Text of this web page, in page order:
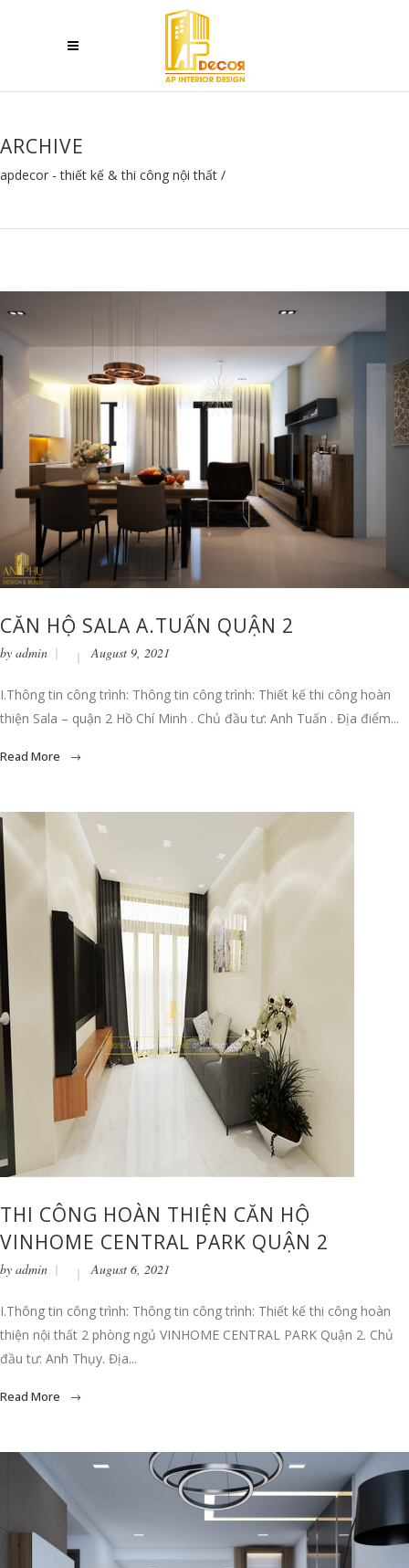
ARCHIVE
apdecor - thiết kế & thi công nội thất /
CĂN HỘ SALA A.TUẤN QUẬN 2
by admin August 9, 2021
I.Thông tin công trình: Thông tin công trình: Thiết kế thi công hoàn
thiện Sala – quận 2 Hồ Chí Minh . Chủ đầu tư: Anh Tuấn . Địa điểm...
Read More
THI CÔNG HOÀN THIỆN CĂN HỘ
VINHOME CENTRAL PARK QUẬN 2
by admin August 6, 2021
I.Thông tin công trình: Thông tin công trình: Thiết kế thi công hoàn
thiện nội thất 2 phòng ngủ VINHOME CENTRAL PARK Quận 2. Chủ
đầu tư: Anh Thụy. Địa...
Read More